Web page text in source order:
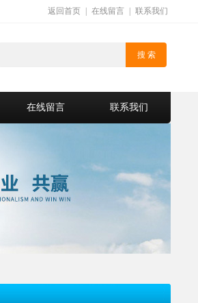
返回首页 在线留言 联系我们
在线留言 联系我们